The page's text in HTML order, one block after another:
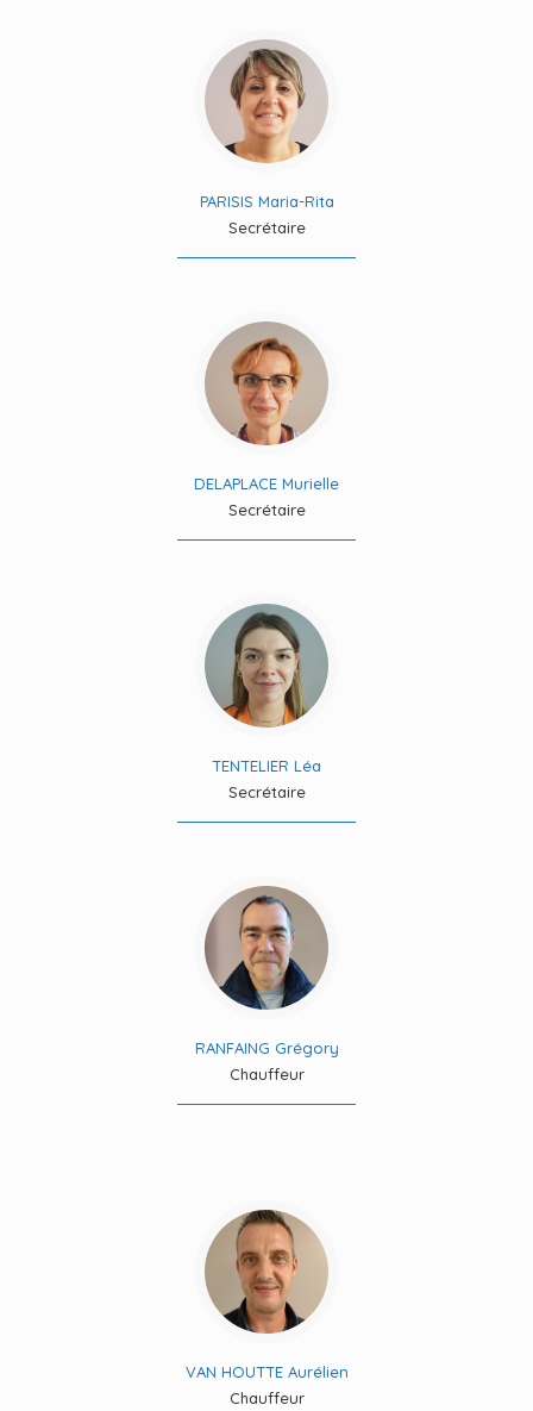
PARISIS Maria-Rita
Secrétaire
DELAPLACE Murielle
Secrétaire
TENTELIER Léa
Secrétaire
RANFAING Grégory
Chauffeur
VAN HOUTTE Aurélien
Chauffeur